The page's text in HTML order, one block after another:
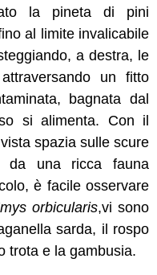
la pineta di pini
al limite invalicabile
a destra, le
un fitto
bagnata dal
si alimenta. Con il
spazia sulle scure
da una ricca fauna
è facile osservare
orbicularis,vi sono
sarda, il rospo
trota e la gambusia.